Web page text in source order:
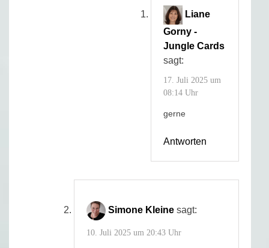
Liane
Gorny -
Jungle Cards
sagt:
17. Juli 2025 um
08:14 Uhr
gerne
Antworten
Simone Kleine sagt:
10. Juli 2025 um 20:43 Uhr